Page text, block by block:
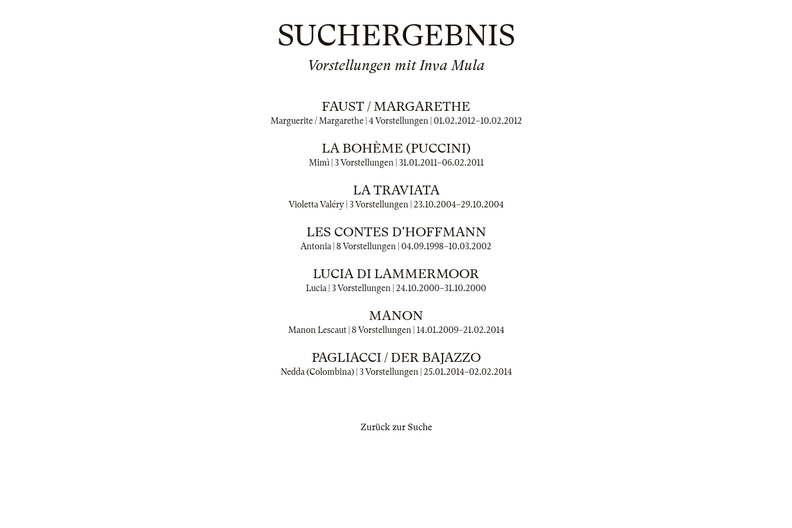
SUCHERGEBNIS
Vorstellungen mit Inva Mula
FAUST / MARGARETHE
Marguerite / Margarethe | 4 Vorstellungen | 01.02.2012–10.02.2012
LA BOHÈME (PUCCINI)
Mimì | 3 Vorstellungen | 31.01.2011–06.02.2011
LA TRAVIATA
Violetta Valéry | 3 Vorstellungen | 23.10.2004–29.10.2004
LES CONTES D'HOFFMANN
Antonia | 8 Vorstellungen | 04.09.1998–10.03.2002
LUCIA DI LAMMERMOOR
Lucia | 3 Vorstellungen | 24.10.2000–31.10.2000
MANON
Manon Lescaut | 8 Vorstellungen | 14.01.2009–21.02.2014
PAGLIACCI / DER BAJAZZO
Nedda (Colombina) | 3 Vorstellungen | 25.01.2014–02.02.2014
Zurück zur Suche